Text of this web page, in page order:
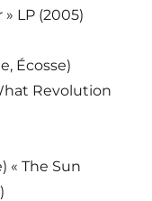
LP (2005)
Écosse)
Revolution
« The Sun